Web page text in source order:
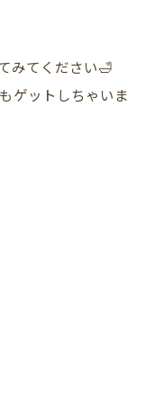
みてください🛁
ゲットしちゃいま